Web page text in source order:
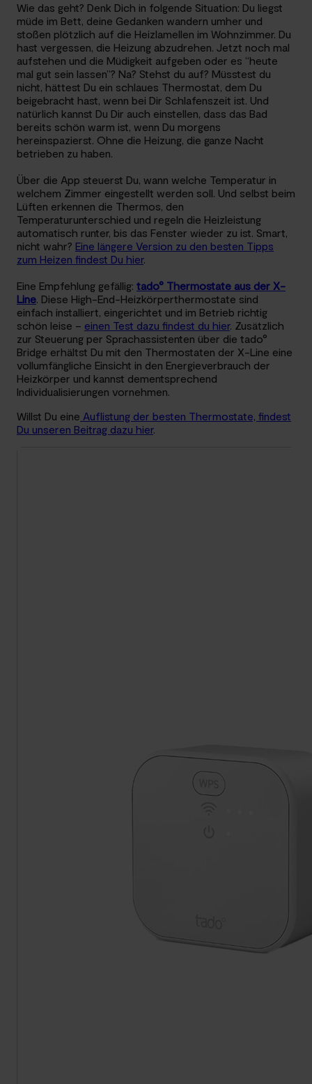
Wie das geht? Denk Dich in folgende Situation: Du liegst
müde im Bett, deine Gedanken wandern umher und
stoßen plötzlich auf die Heizlamellen im Wohnzimmer. Du
hast vergessen, die Heizung abzudrehen. Jetzt noch mal
aufstehen und die Müdigkeit aufgeben oder es “heute
mal gut sein lassen”? Na? Stehst du auf? Müsstest du
nicht, hättest Du ein schlaues Thermostat, dem Du
beigebracht hast, wenn bei Dir Schlafenszeit ist. Und
natürlich kannst Du Dir auch einstellen, dass das Bad
bereits schön warm ist, wenn Du morgens
hereinspazierst. Ohne die Heizung, die ganze Nacht
betrieben zu haben.
Über die App steuerst Du, wann welche Temperatur in
welchem Zimmer eingestellt werden soll. Und selbst beim
Lüften erkennen die Thermos, den
Temperaturunterschied und regeln die Heizleistung
automatisch runter, bis das Fenster wieder zu ist. Smart,
nicht wahr? Eine längere Version zu den besten Tipps
zum Heizen findest Du hier.
Eine Empfehlung gefällig: tado° Thermostate aus der X-
Line. Diese High-End-Heizkörperthermostate sind
einfach installiert, eingerichtet und im Betrieb richtig
schön leise – einen Test dazu findest du hier. Zusätzlich
zur Steuerung per Sprachassistenten über die tado°
Bridge erhältst Du mit den Thermostaten der X-Line eine
vollumfängliche Einsicht in den Energieverbrauch der
Heizkörper und kannst dementsprechend
Individualisierungen vornehmen.
Willst Du eine Auflistung der besten Thermostate, findest
Du unseren Beitrag dazu hier.